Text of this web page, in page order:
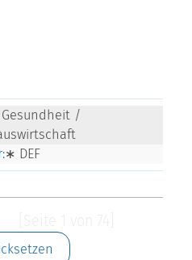
/
∗ DEF